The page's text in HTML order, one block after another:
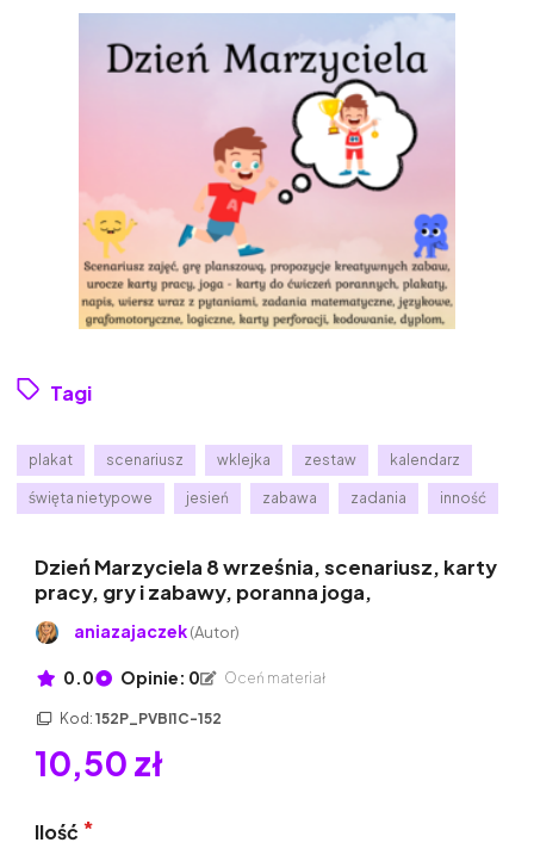
Tagi
plakat scenariusz wklejka zestaw kalendarz
święta nietypowe jesień zabawa zadania inność
Dzień Marzyciela 8 września, scenariusz, karty
pracy, gry i zabawy, poranna joga,
aniazajaczek(Autor)
0.0 Opinie: 0 Oceń materiał
Kod: 152P_PVBI1C-152
10,50 zł
Ilość